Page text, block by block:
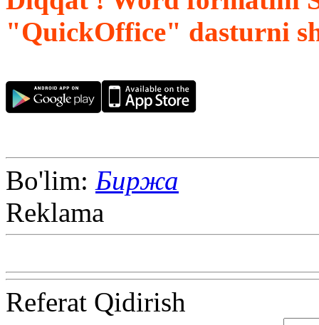
"QuickOffice" dasturni
Bo'lim: Биржа
Reklama
Referat Qidirish